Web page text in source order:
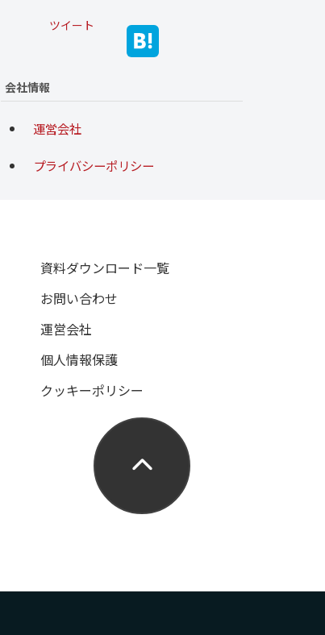
ツイート
会社情報
運営会社
プライバシーポリシー
資料ダウンロード一覧
お問い合わせ
運営会社
個人情報保護
クッキーポリシー